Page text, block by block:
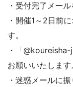
・受付完了メール
・開催1～2日前
す。
・「
お願いいたします
・迷惑メールに